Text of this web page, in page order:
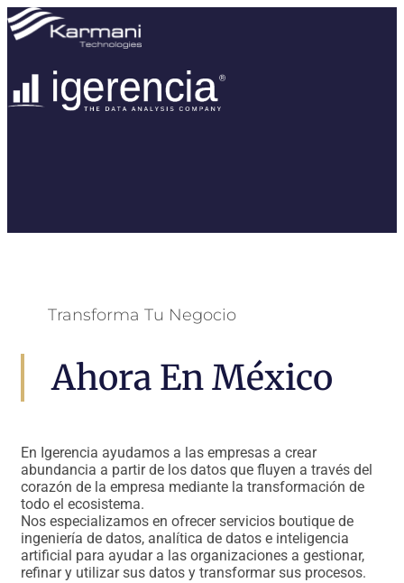
Transforma Tu Negocio
Ahora En México
En Igerencia ayudamos a las empresas a crear
abundancia a partir de los datos que fluyen a través del
corazón de la empresa mediante la transformación de
todo el ecosistema.
Nos especializamos en ofrecer servicios boutique de
ingeniería de datos, analítica de datos e inteligencia
artificial para ayudar a las organizaciones a gestionar,
refinar y utilizar sus datos y transformar sus procesos.